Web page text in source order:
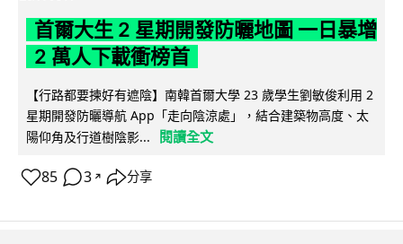
首爾大生 2 星期開發防曬地圖 一日暴增
2 萬人下載衝榜首
【行路都要揀好有遮陰】南韓首爾大學 23 歲學生劉敏俊利用 2
星期開發防曬導航 App「走向陰涼處」，結合建築物高度、太
陽仰角及行道樹陰影...
閱讀全文
85 3 ↗ 分享